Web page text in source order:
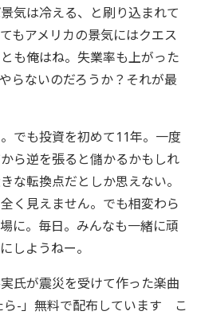
気は冷える、と刷り込まれて
もアメリカの景気にはクエス
も俺はね。失業率も上がった
らないのだろうか？それが最
でも投資を初めて11年。一度
ら逆を張ると儲かるかもしれ
な転換点だとしか思えない。
く見えません。でも相変わら
に。毎日。みんなも一緒に頑
しようねー。
氏が震災を受けて作った楽曲
ら-」無料で配布しています こ